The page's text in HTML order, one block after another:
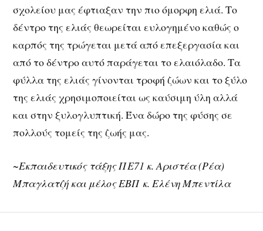
σχολείου μας έφτιαξαν την πιο όμορφη ελιά. Το
δέντρο της ελιάς θεωρείται ευλογημένο καθώς ο
καρπός της τρώγεται μετά από επεξεργασία και
από το δέντρο αυτό παράγεται το ελαιόλαδο. Τα
φύλλα της ελιάς γίνονται τροφή ζώων και το ξύλο
της ελιάς χρησιμοποιείται ως καύσιμη ύλη αλλά
και στην ξυλογλυπτική. Ένα δώρο της φύσης σε
πολλούς τομείς της ζωής μας.
~Εκπαιδευτικός τάξης ΠΕ71 κ. Αριστέα (Ρέα)
Μπαγλατζή και μέλος ΕΒΠ κ. Ελένη Μπεντίλα